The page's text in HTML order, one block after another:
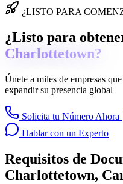
¿LISTO PARA
¿Listo para
Charlottetown?
Únete a miles de empresas
expandir su presencia global
Solicita tu Número Ahora
Hablar con un Experto
Requisitos de
Charlottetown,